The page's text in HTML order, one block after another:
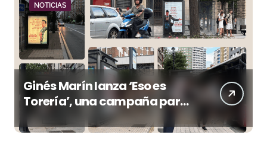
NOTICIAS
Ginés Marín lanza ‘Eso es
Torería’, una campaña para
reivindicar los valores del
toreo más allá del ruedo